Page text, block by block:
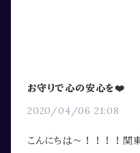
お守りで心の安心を❤️
2020/04/06 21:08
こんにちは〜！！！！関